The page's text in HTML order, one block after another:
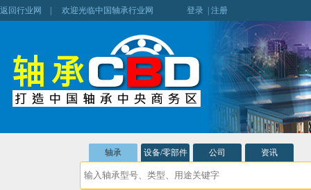
返回行业网 | 欢迎光临中国轴承行业网 登录 注册
轴承 设备/零部件 公司 资讯